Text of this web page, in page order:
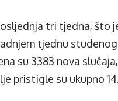
tri tjedna, što
tjednu studenog
su 3383 nova
pristigle su ukupno